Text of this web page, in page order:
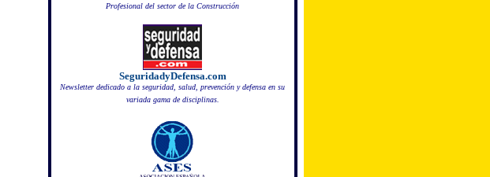
Profesional del sector de la Construcción
SeguridadyDefensa.com
Newsletter dedicado a la seguridad, salud, prevención y defensa en su
variada gama de disciplinas.